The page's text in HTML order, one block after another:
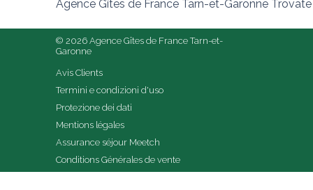
Agence Gîtes de France Tarn-et-Garonne
© 2026 Agence Gîtes de France Tarn-et-
Garonne
Avis Clients
Termini e condizioni d'uso
Protezione dei dati
Mentions légales
Assurance séjour Meetch
Conditions Générales de vente